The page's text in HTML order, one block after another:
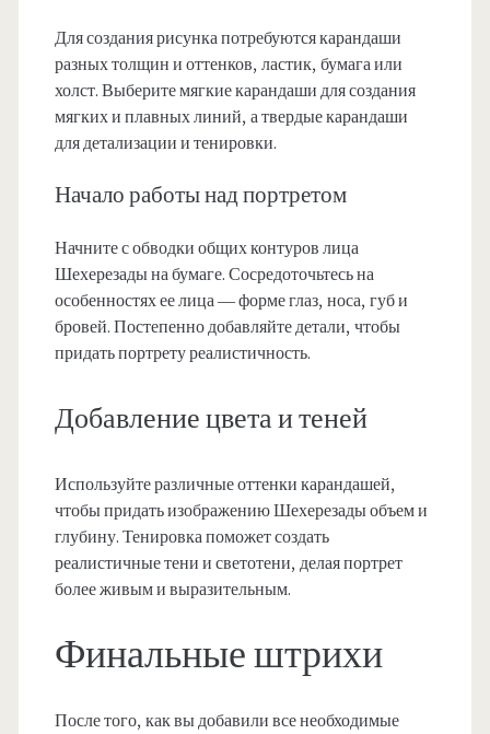
Для создания рисунка потребуются карандаши
разных толщин и оттенков, ластик, бумага или
холст. Выберите мягкие карандаши для создания
мягких и плавных линий, а твердые карандаши
для детализации и тенировки.
Начало работы над портретом
Начните с обводки общих контуров лица
Шехерезады на бумаге. Сосредоточьтесь на
особенностях ее лица — форме глаз, носа, губ и
бровей. Постепенно добавляйте детали, чтобы
придать портрету реалистичность.
Добавление цвета и теней
Используйте различные оттенки карандашей,
чтобы придать изображению Шехерезады объем и
глубину. Тенировка поможет создать
реалистичные тени и светотени, делая портрет
более живым и выразительным.
Финальные штрихи
После того, как вы добавили все необходимые